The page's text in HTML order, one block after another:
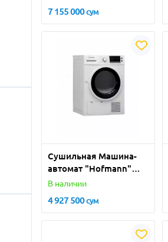
комплектов
7 155 000сум
Сушильная Машина-
автомат "Hofmann"
HW-D814FW/HF
В наличии
4 927 500сум